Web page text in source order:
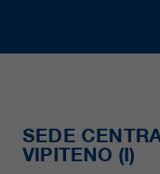
SEDE
VIPITENO (I)